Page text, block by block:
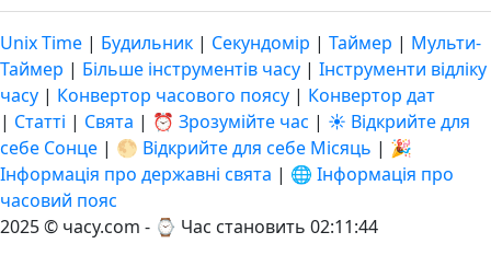
Unix Time | Будильник | Секундомір | Таймер | Мульти-
Таймер | Більше інструментів часу | Інструменти відліку
часу | Конвертор часового поясу | Конвертор дат
| Статті | Свята | ⏰ Зрозумійте час | ☀️ Відкрийте для
себе Сонце | 🌕 Відкрийте для себе Місяць | 🎉
Інформація про державні свята | 🌐 Інформація про
часовий пояс
2025 © часу.com - ⌚ Час становить 02:11:45